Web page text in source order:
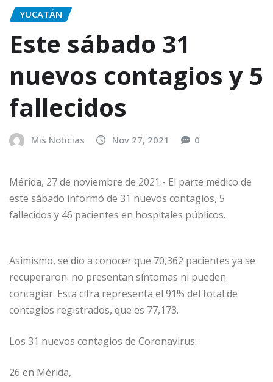
YUCATÁN
Este sábado 31
nuevos contagios y 5
fallecidos
Mis Noticias Nov 27, 2021 0
Mérida, 27 de noviembre de 2021.- El parte médico de
este sábado informó de 31 nuevos contagios, 5
fallecidos y 46 pacientes en hospitales públicos.
Asimismo, se dio a conocer que 70,362 pacientes ya se
recuperaron: no presentan síntomas ni pueden
contagiar. Esta cifra representa el 91% del total de
contagios registrados, que es 77,173.
Los 31 nuevos contagios de Coronavirus:
26 en Mérida,